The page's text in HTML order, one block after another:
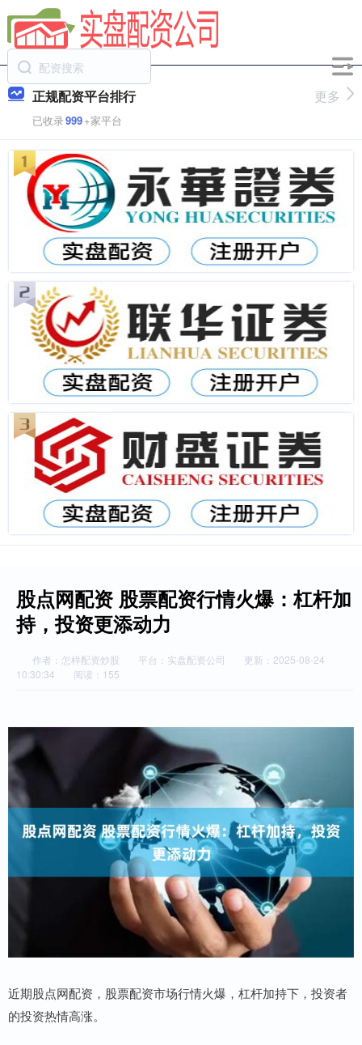
正规配资平台排行
已收录999+家平台
更多
股点网配资 股票配资行情火爆：杠杆加
持，投资更添动力
作者：怎样配资炒股 平台：实盘配资公司
更新：2025-08-24
10:30:34
阅读：155
近期股点网配资，股票配资市场行情火爆，杠杆加持下，投资者
的投资热情高涨。